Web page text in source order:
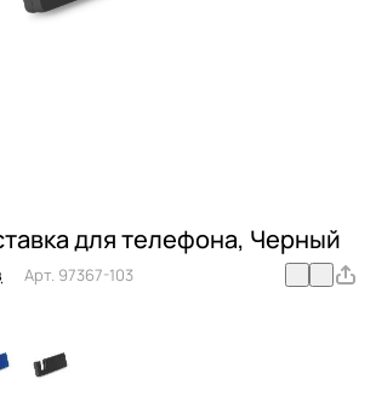
для телефона, Черный
Арт. 97367-103